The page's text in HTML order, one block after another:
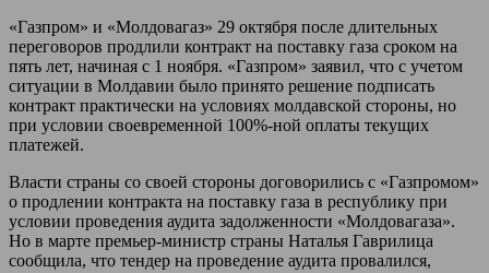
«Газпром» и «Молдовагаз» 29 октября после длительных
переговоров продлили контракт на поставку газа сроком на
пять лет, начиная с 1 ноября. «Газпром» заявил, что с учетом
ситуации в Молдавии было принято решение подписать
контракт практически на условиях молдавской стороны, но
при условии своевременной 100%-ной оплаты текущих
платежей.
Власти страны со своей стороны договорились с «Газпромом»
о продлении контракта на поставку газа в республику при
условии проведения аудита задолженности «Молдовагаза».
Но в марте премьер-министр страны Наталья Гаврилица
сообщила, что тендер на проведение аудита провалился,